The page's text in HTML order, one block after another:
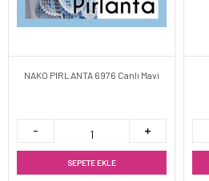
NAKO PIRLANTA 6976 Canlı Mavi
SEPETE EKLE